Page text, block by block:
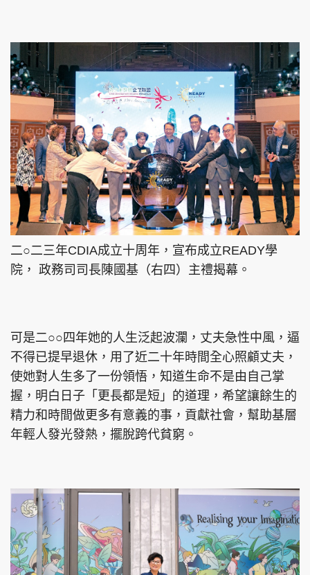
二○二三年CDIA成立十周年，宣布成立READY學
院， 政務司司長陳國基（右四）主禮揭幕。
可是二○○四年她的人生泛起波瀾，丈夫急性中風，逼
不得已提早退休，用了近二十年時間全心照顧丈夫，
使她對人生多了一份領悟，知道生命不是由自己掌
握，明白日子「更長都是短」的道理，希望讓餘生的
精力和時間做更多有意義的事，貢獻社會，幫助基層
年輕人發光發熱，擺脫跨代貧窮。